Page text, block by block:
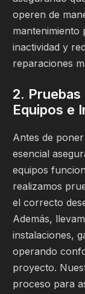
operen de
mantenimiento
inactividad y
reparaciones
2.
Equipos e
Antes de
esencial
equipos
realizamos
el correcto
Además,
instalaciones,
operando
proyecto.
proceso para